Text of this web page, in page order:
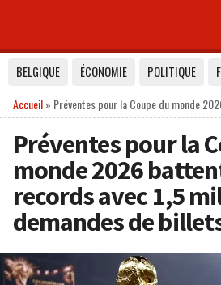
BELGIQUE ÉCONOMIE POLITIQUE
Accueil» Préventes pour la Coupe du monde
Préventes pour la
monde 2026
records avec 1,5
demandes de